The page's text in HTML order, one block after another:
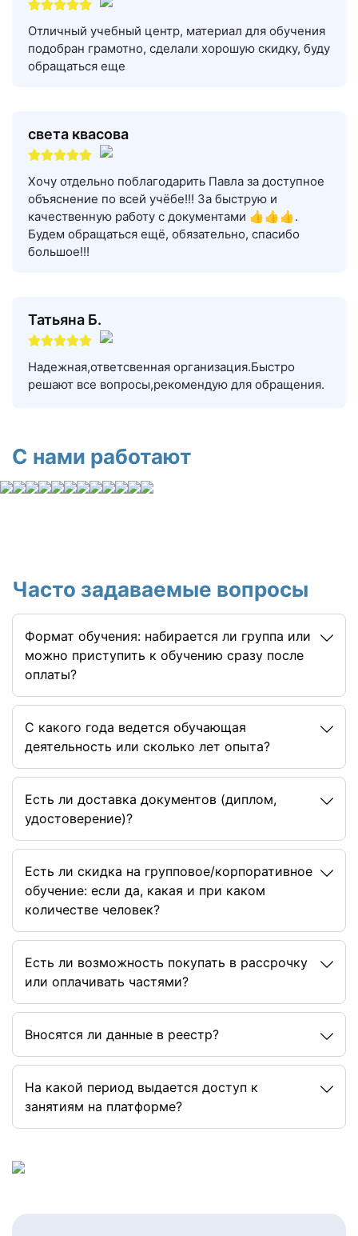
Отличный учебный центр, материал для обучения
подобран грамотно, сделали хорошую скидку, буду
обращаться еще
света квасова
Хочу отдельно поблагодарить Павла за доступное
объяснение по всей учёбе!!! За быструю и
качественную работу с документами 👍👍👍.
Будем обращаться ещё, обязательно, спасибо
большое!!!
Татьяна Б.
Надежная,ответсвенная организация.Быстро
решают все вопросы,рекомендую для обращения.
С нами работают
Часто задаваемые вопросы
Формат обучения: набирается ли группа или
можно приступить к обучению сразу после
оплаты?
C какого года ведется обучающая
деятельность или сколько лет опыта?
Есть ли доставка документов (диплом,
удостоверение)?
Есть ли скидка на групповое/корпоративное
обучение: если да, какая и при каком
количестве человек?
Есть ли возможность покупать в рассрочку
или оплачивать частями?
Вносятся ли данные в реестр?
На какой период выдается доступ к
занятиям на платформе?